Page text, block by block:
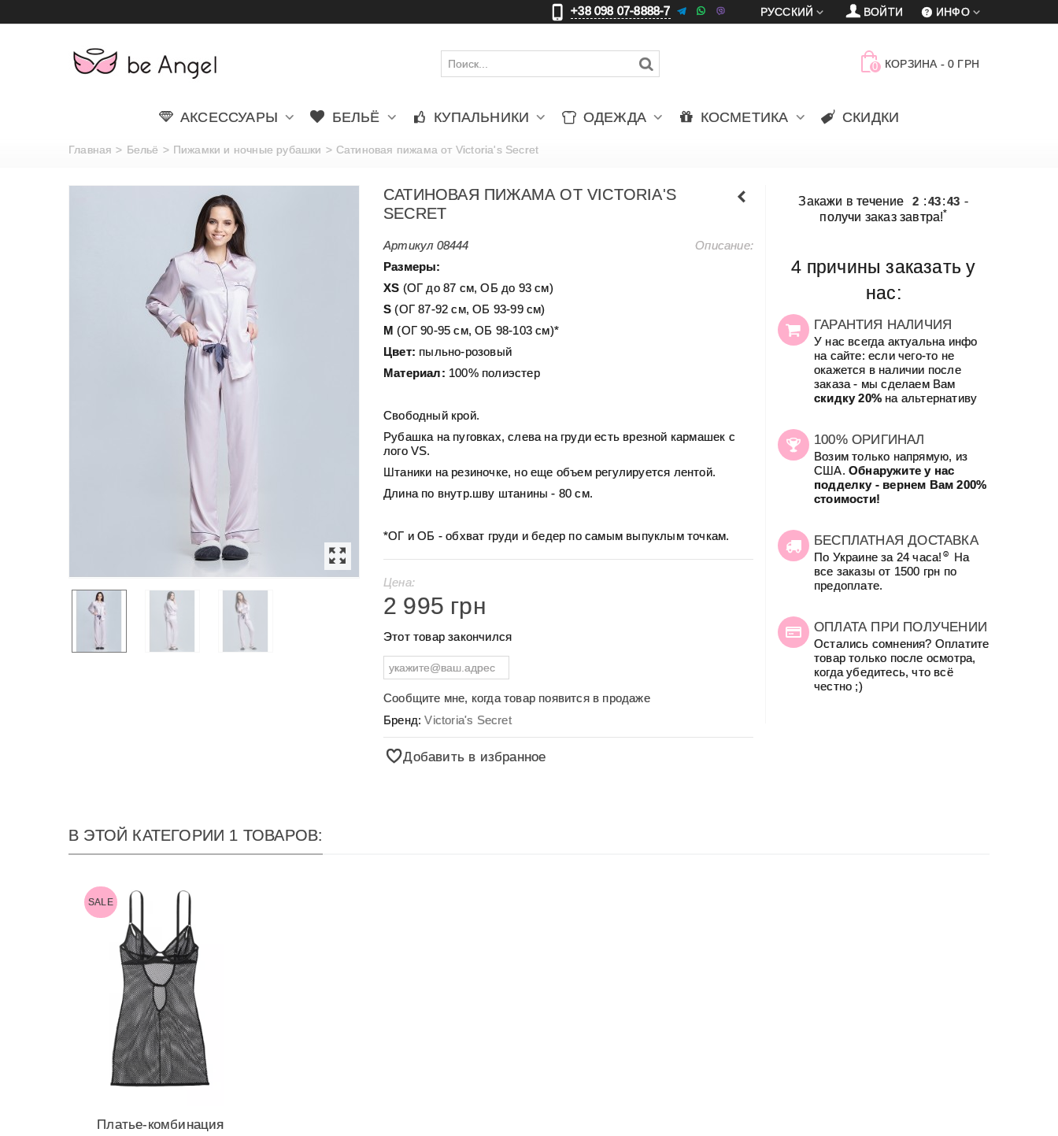
+38 098 07-8888-7 更 車 賈 ИНФО
ВОЙТИ
РУССКИЙ
0 КОРЗИНА - 0 ГРН
АКСЕССУАРЫ БЕЛЬЁ КУПАЛЬНИКИ ОДЕЖДА КОСМЕТИКА СКИДКИ
Главная > Бельё > Пижамки и ночные рубашки > Сатиновая пижама от Victoria's Secret
САТИНОВАЯ ПИЖАМА ОТ VICTORIA'S
SECRET
Артикул 08444
Описание:
Размеры:
XS (ОГ до 87 см, ОБ до 93 см)
S(ОГ 87-92 см, ОБ 93-99 см)
М (ОГ 90-95 см, ОБ 98-103 см)*
Цвет: пыльно-розовый
Материал: 100% полиэстер
Свободный крой.
Рубашка на пуговках, слева на груди есть врезной кармашек с
лого VS.
Штаники на резиночке, но еще объем регулируется лентой.
Длина по внутр.шву штанины - 80 см.
*ОГ и ОБ - обхват груди и бедер по самым выпуклым точкам.
Цена:
2 995 грн
Этот товар закончился
Сообщите мне, когда товар появится в продаже
Бренд:Victoria's Secret
Добавить в избранное
Закажи в течение 2 :43:43 -
получи заказ завтра!*
4 причины заказать у
нас:
ГАРАНТИЯ НАЛИЧИЯ
У нас всегда актуальна инфо
на сайте: если чего-то не
окажется в наличии после
заказа - мы сделаем Вам
скидку 20%на альтернативу
100% ОРИГИНАЛ
Возим только напрямую, из
США. Обнаружите у нас
подделку - вернем Вам 200%
стоимости!
БЕСПЛАТНАЯ ДОСТАВКА
По Украине за 24 часа! ☺
На
все заказы от 1500 грн по
предоплате.
ОПЛАТА ПРИ ПОЛУЧЕНИИ
Остались сомнения? Оплатите
товар только после осмотра,
когда убедитесь, что всё
честно ;)
В ЭТОЙ КАТЕГОРИИ 1 ТОВАРОВ:
SALE
Платье-комбинация